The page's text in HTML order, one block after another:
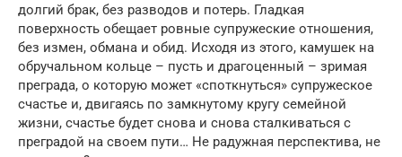
долгий брак, без разводов и потерь. Гладкая
поверхность обещает ровные супружеские отношения,
без измен, обмана и обид. Исходя из этого, камушек на
обручальном кольце – пусть и драгоценный – зримая
преграда, о которую может «споткнуться» супружеское
счастье и, двигаясь по замкнутому кругу семейной
жизни, счастье будет снова и снова сталкиваться с
преградой на своем пути… Не радужная перспектива, не